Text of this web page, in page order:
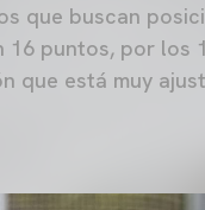
que buscan
16 puntos, por los
que está muy